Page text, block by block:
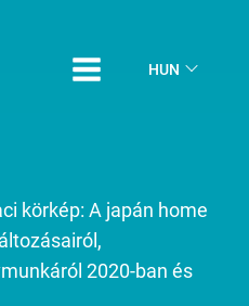
HUN
körkép: A japán home
2020-ban és